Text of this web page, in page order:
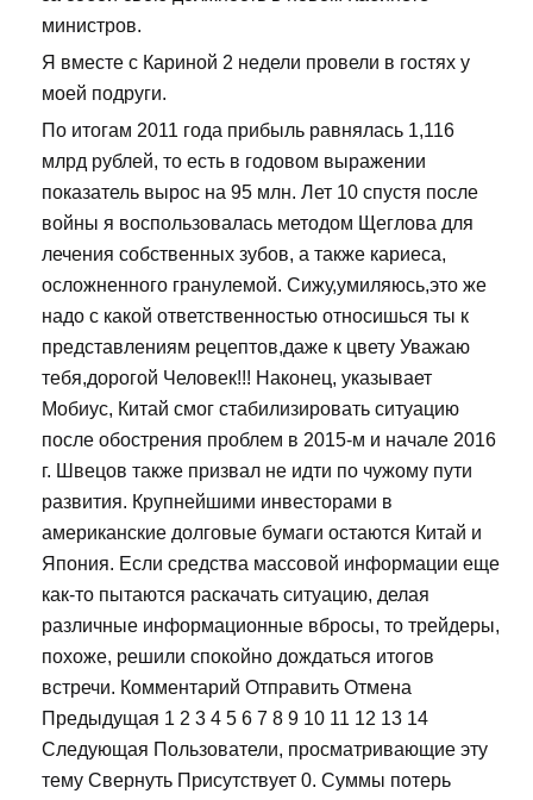
министров.
Я вместе с Кариной 2 недели провели в гостях у
моей подруги.
По итогам 2011 года прибыль равнялась 1,116
млрд рублей, то есть в годовом выражении
показатель вырос на 95 млн. Лет 10 спустя после
войны я воспользовалась методом Щеглова для
лечения собственных зубов, а также кариеса,
осложненного гранулемой. Сижу,умиляюсь,это же
надо с какой ответственностью относишься ты к
представлениям рецептов,даже к цвету Уважаю
тебя,дорогой Человек!!! Наконец, указывает
Мобиус, Китай смог стабилизировать ситуацию
после обострения проблем в 2015-м и начале 2016
г. Швецов также призвал не идти по чужому пути
развития. Крупнейшими инвесторами в
американские долговые бумаги остаются Китай и
Япония. Если средства массовой информации еще
как-то пытаются раскачать ситуацию, делая
различные информационные вбросы, то трейдеры,
похоже, решили спокойно дождаться итогов
встречи. Комментарий Отправить Отмена
Предыдущая 1 2 3 4 5 6 7 8 9 10 11 12 13 14
Следующая Пользователи, просматривающие эту
тему Свернуть Присутствует 0. Суммы потерь